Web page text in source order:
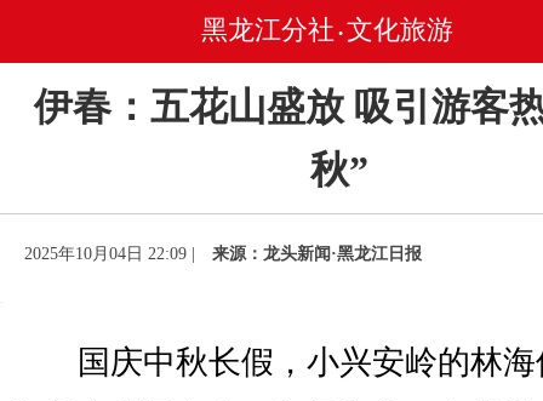
黑龙江分社 • 文化旅游
伊春：五花山盛放 吸引游客
秋”
2025年10月04日 22:09 | 来源：龙头新闻·黑龙江日报
国庆中秋长假，小兴安岭的林海